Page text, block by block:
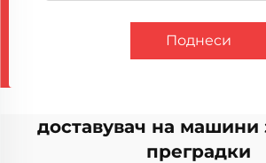
Поднеси
доставувач на машини
преградки